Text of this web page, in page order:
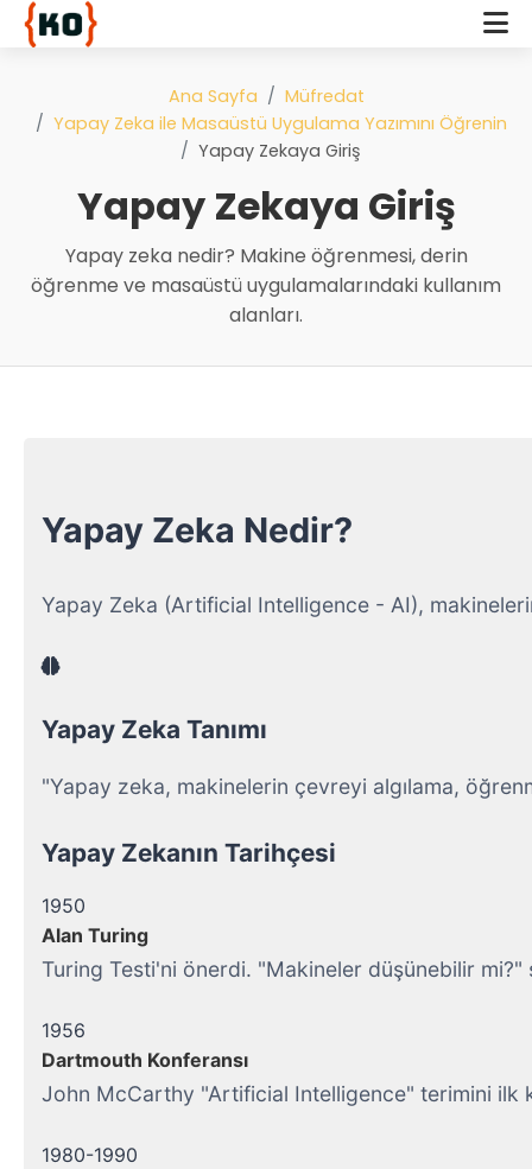
Ana Sayfa
Müfredat
Yapay Zeka ile Masaüstü Uygulama Yazımını Öğrenin
Yapay Zekaya Giriş
Yapay Zekaya Giriş
Yapay zeka nedir? Makine öğrenmesi, derin
öğrenme ve masaüstü uygulamalarındaki kullanım
alanları.
Yapay Zeka Nedir?
Yapay Zeka (Artificial Intelligence - AI),
Yapay Zeka Tanımı
"Yapay zeka, makinelerin çevreyi algılama,
Yapay Zekanın Tarihçesi
1950
Alan Turing
Turing Testi'ni önerdi. "Makineler düşünebilir
1956
Dartmouth Konferansı
John McCarthy "Artificial Intelligence" terimini ilk
1980-1990